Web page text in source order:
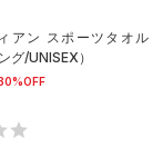
アン スポーツタオル
グ/UNISEX）